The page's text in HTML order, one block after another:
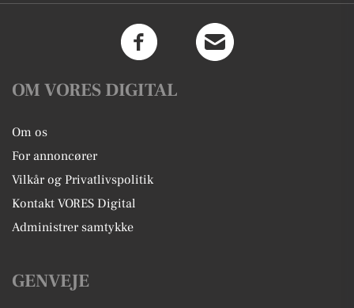
OM VORES DIGITAL
Om os
For annoncører
Vilkår og Privatlivspolitik
Kontakt VORES Digital
Administrer samtykke
GENVEJE